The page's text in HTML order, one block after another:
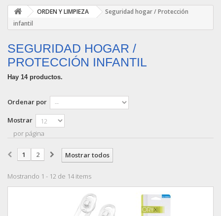
ORDEN Y LIMPIEZA
Seguridad hogar / Protección
infantil
SEGURIDAD HOGAR /
PROTECCIÓN INFANTIL
Hay 14 productos.
Ordenar por
Mostrar
por página
Mostrar todos
1 2
Mostrando 1 - 12 de 14 items